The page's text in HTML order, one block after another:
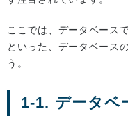
ここでは、データベース
といった、データベース
う。
1-1. データベ